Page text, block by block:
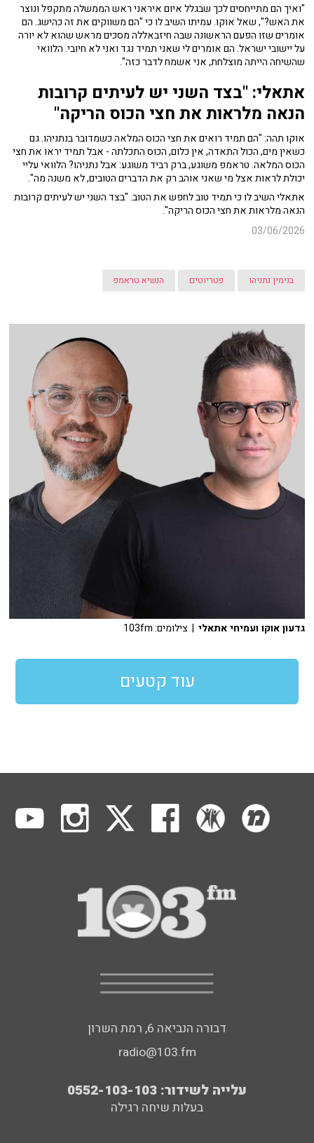
"ואיך הם מתייחסים לכך שבגלל איום איראני ראש הממשלה מתקפל ונוצר
את האש?", שאל אוקו. עמיתו השיב לו כי "הם משווקים את זה כהישג. הם
אומרים שזו הפעם הראשונה שבה חיזבאללה מסכים מראש שהוא לא יורה
על יישובי ישראל. הם אומרים לי שאני תמיד נגד ואני לא חיובי. הלוואי
שהשיחה הייתה מוצלחת, אני אשמח לדבר כזה".
אתאלי: "בצד השני יש לעיתים קרובות
הנאה מלראות את חצי הכוס הריקה"
אוקו תהה: "הם תמיד רואים את חצי הכוס המלאה כשמדובר בנתניהו. גם
כשאין מים, הכול התאדה, אין כלום, הכוס התכלתה - אבל תמיד יראו את חצי
הכוס המלאה. טראמפ משוגע, ברק רביד משוגע: אבל נתניהו? הלוואי עליי
יכולת לראות אצל מי שאני אוהב רק את הדברים הטובים, לא משנה מה".
אתאלי השיב לו כי תמיד טוב לחפש את הטוב. "בצד השני יש לעיתים קרובות
הנאה מלראות את חצי הכוס הריקה".
03/06/2026
בנימין נתניהו פטריוטים הנשיא טראמפ
גדעון אוקו ועמיחי אתאלי | צילומים: 103fm
עוד קטעים
דבורה הנביאה 6, רמת השרון
radio@103.fm
עלייה לשידור: 0552-103-103
בעלות שיחה רגילה